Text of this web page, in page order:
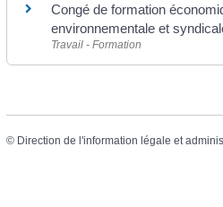
Congé de formation
environnementale et
Travail - Formation
© Direction de l'information légale et